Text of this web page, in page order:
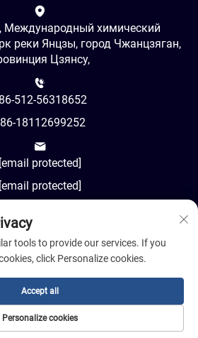
Международный химический
реки Янцзы, город Чжанцзяган,
Цзянсу,
512-56318652
18112699252
[email protected]
[email protected]
PM18:00
Co., Ltd.
tools to provide our services. If you
click Personalize cookies.
Personalize cookies
Accept all